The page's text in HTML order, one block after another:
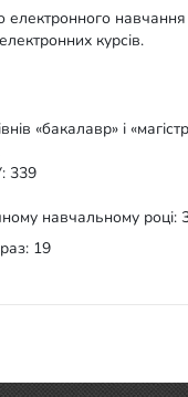
електронного
курсів.
«бакалавр» і
339
навчальному році:
19